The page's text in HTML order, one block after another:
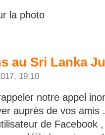
la photo
au Sri Lanka
19:10
notre appel
auprès de vos amis
de Facebook